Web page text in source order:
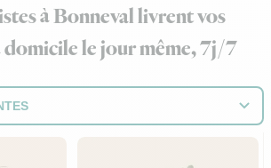
à Bonneval livrent vos
domicile le jour même, 7j/7